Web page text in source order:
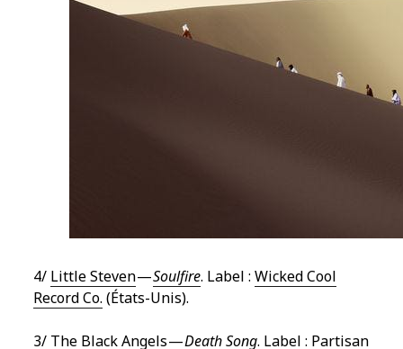
4/ Little Steven—Soulfire. Label :Wicked Cool
Record Co. (États-Unis).
3/ The Black Angels—Death Song. Label : Partisan